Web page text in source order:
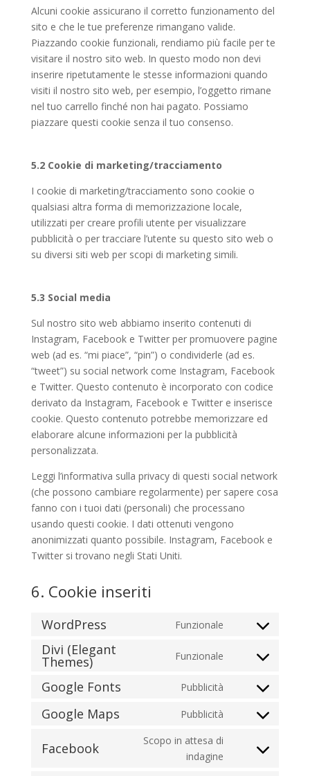
Alcuni cookie assicurano il corretto funzionamento del
sito e che le tue preferenze rimangano valide.
Piazzando cookie funzionali, rendiamo più facile per te
visitare il nostro sito web. In questo modo non devi
inserire ripetutamente le stesse informazioni quando
visiti il nostro sito web, per esempio, l’oggetto rimane
nel tuo carrello finché non hai pagato. Possiamo
piazzare questi cookie senza il tuo consenso.
5.2 Cookie di marketing/tracciamento
I cookie di marketing/tracciamento sono cookie o
qualsiasi altra forma di memorizzazione locale,
utilizzati per creare profili utente per visualizzare
pubblicità o per tracciare l’utente su questo sito web o
su diversi siti web per scopi di marketing simili.
5.3 Social media
Sul nostro sito web abbiamo inserito contenuti di
Instagram, Facebook e Twitter per promuovere pagine
web (ad es. “mi piace”, “pin”) o condividerle (ad es.
“tweet”) su social network come Instagram, Facebook
e Twitter. Questo contenuto è incorporato con codice
derivato da Instagram, Facebook e Twitter e inserisce
cookie. Questo contenuto potrebbe memorizzare ed
elaborare alcune informazioni per la pubblicità
personalizzata.
Leggi l’informativa sulla privacy di questi social network
(che possono cambiare regolarmente) per sapere cosa
fanno con i tuoi dati (personali) che processano
usando questi cookie. I dati ottenuti vengono
anonimizzati quanto possibile. Instagram, Facebook e
Twitter si trovano negli Stati Uniti.
6. Cookie inseriti
WordPress Funzionale
Consent
service
Divi (Elegant
Themes) Funzionale
Consent
service
Google Fonts Pubblicità
Consent
Google Maps Pubblicità
Consent
service
Facebook
Scopo in attesa di
indagine
Consent